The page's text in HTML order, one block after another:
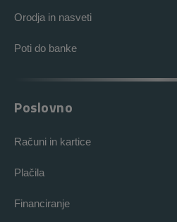
Orodja in nasveti
Poti do banke
Poslovno
Računi in kartice
Plačila
Financiranje